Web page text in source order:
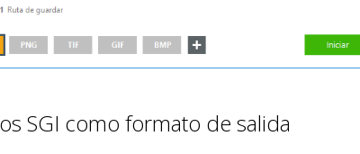
SGI como formato de salida